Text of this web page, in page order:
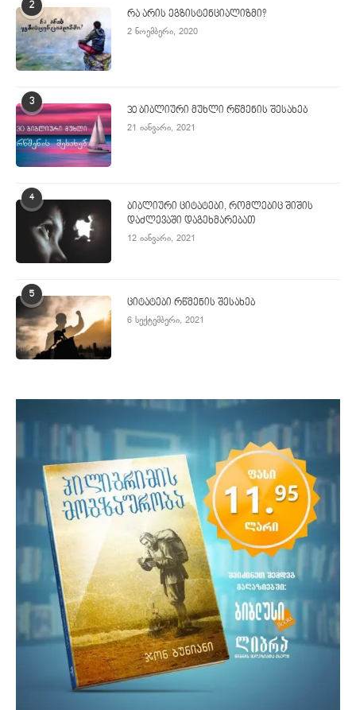
2
რა არის ეგზისტენციალიზმი?
2 ნოემბერი, 2020
3
30 ბიბლიური მუხლი რწმენის შესახებ
21 იანვარი, 2021
4
ბიბლიური ციტატები, რომლებიც შიშის
დაძლევაში დაგეხმარებათ
12 იანვარი, 2021
5
ციტატები რწმენის შესახებ
6 სექტემბერი, 2021